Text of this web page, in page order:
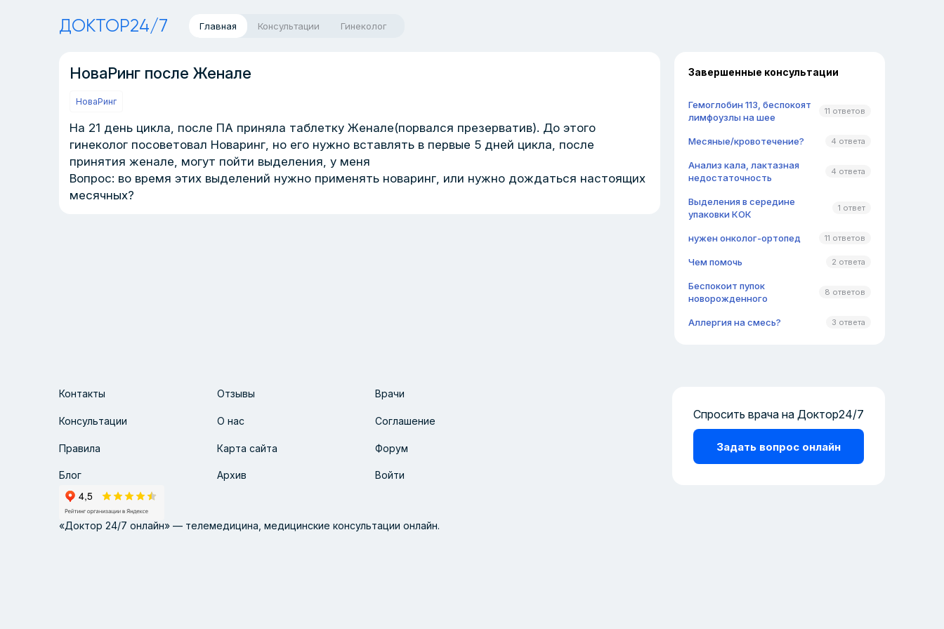
ДОКТОР24/7 Главная Консультации Гинеколог
НоваРинг после Женале
НоваРинг
На 21 день цикла, после ПА приняла таблетку Женале(порвался презерватив). До этого
гинеколог посоветовал Новаринг, но его нужно вставлять в первые 5 дней цикла, после
принятия женале, могут пойти выделения, у меня
Вопрос: во время этих выделений нужно применять новаринг, или нужно дождаться настоящих
месячных?
Завершенные консультации
Гемоглобин 113, беспокоят
лимфоузлы на шее
11 ответов
Месяные/кровотечение? 4 ответа
Анализ кала, лактазная
недостаточность
4 ответа
Выделения в середине
упаковки КОК
1 ответ
нужен онколог-ортопед 11 ответов
Чем помочь 2 ответа
Беспокоит пупок
новорожденного
8 ответов
Аллергия на смесь? 3 ответа
Контакты Отзывы Врачи
Консультации О нас Соглашение
Правила Карта сайта Форум
Блог Архив Войти
Спросить врача на Доктор24/7
Задать вопрос онлайн
«Доктор 24/7 онлайн» — телемедицина, медицинские консультации онлайн.